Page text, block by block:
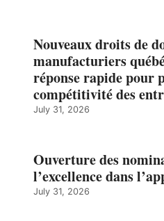
Nouveaux droits de
manufacturiers
réponse rapide pour
compétitivité des
July 31, 2026
Ouverture des
l’excellence dans
July 31, 2026